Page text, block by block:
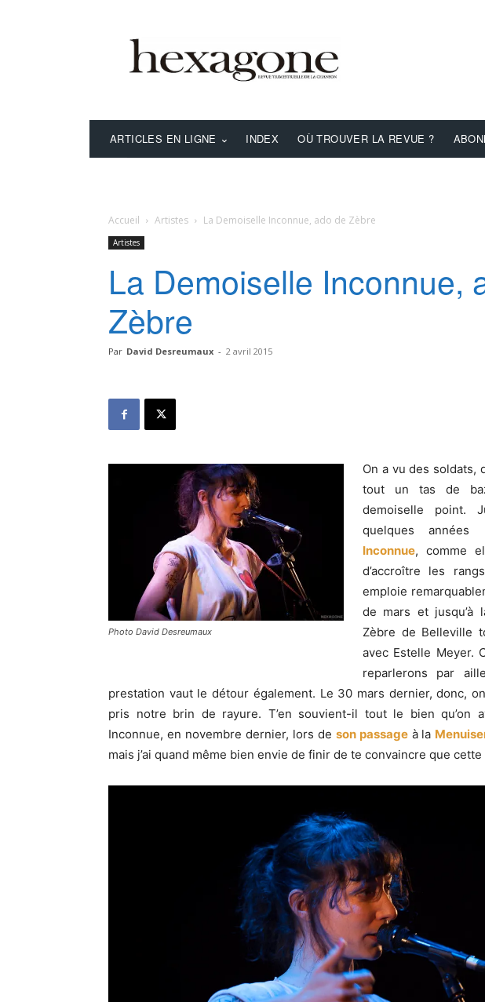
ARTICLES EN LIGNE INDEX OÙ TROUVER LA REVUE ?
Accueil Artistes La Demoiselle Inconnue, ado de Zèbre
Artistes
La Demoiselle Inconnue,
Zèbre
Par David Desreumaux - 2 avril 2015
Photo David Desreumaux
On a vu des soldats,
tout un tas de
demoiselle point.
quelques années
Inconnue, comme
d’accroître les
emploie
de mars et jusqu’à
Zèbre de Belleville
avec Estelle Meyer.
reparlerons par
prestation vaut le détour également. Le 30 mars dernier, donc,
pris notre brin de rayure. T’en souvient-il tout le bien qu’on
Inconnue, en novembre dernier, lors de son passageà la
mais j’ai quand même bien envie de finir de te convaincre que